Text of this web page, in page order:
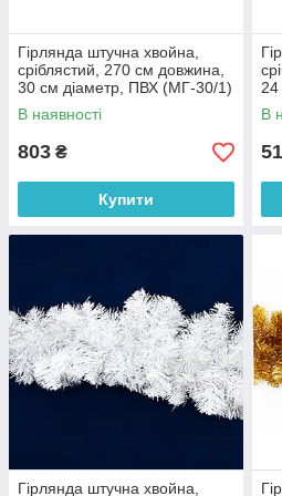
Гірлянда штучна хвойна,
сріблястий, 270 см довжина,
30 см діаметр, ПВХ (МГ-30/1)
В наявності
803 ₴
Купити
В
Гірлянда штучна хвойна,